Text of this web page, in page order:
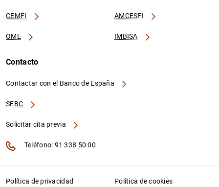
CEMFI AMCESFI
OME IMBISA
Contacto
Contactar con el Banco de España
SEBC
Solicitar cita previa
Teléfono: 91 338 50 00
Política de privacidad Política de cookies